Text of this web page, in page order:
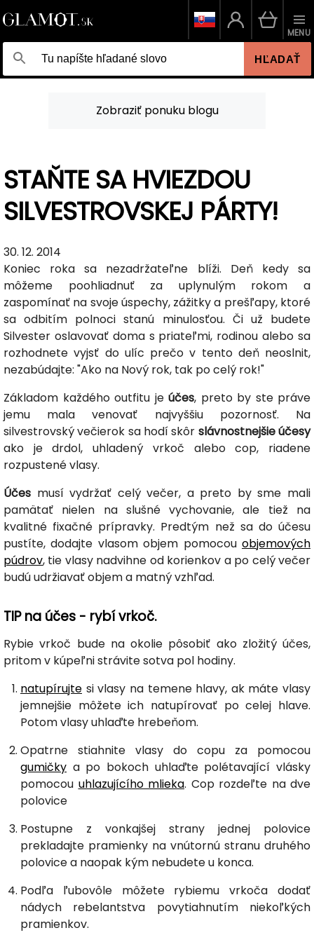
HĽADAŤ
MENU
Zobraziť ponuku blogu
STAŇTE SA HVIEZDOU
SILVESTROVSKEJ PÁRTY!
30. 12. 2014
Koniec roka sa nezadržateľne blíži. Deň kedy sa
môžeme poohliadnuť za uplynulým rokom a
zaspomínať na svoje úspechy, zážitky a prešľapy, ktoré
sa odbitím polnoci stanú minulosťou. Či už budete
Silvester oslavovať doma s priateľmi, rodinou alebo sa
rozhodnete vyjsť do ulíc prečo v tento deň neoslnit,
nezabúdajte: "Ako na Nový rok, tak po celý rok!"
Základom každého outfitu je účes, preto by ste práve
jemu mala venovať najvyššiu pozornosť. Na
silvestrovský večierok sa hodí skôr slávnostnejšieúčesy
ako je drdol, uhladený vrkoč alebo cop, riadene
rozpustené vlasy.
Účes musí vydržať celý večer, a preto by sme mali
pamätať nielen na slušné vychovanie, ale tiež na
kvalitné fixačné prípravky. Predtým než sa do účesu
pustíte, dodajte vlasom objem pomocou objemových
púdrov, tie vlasy nadvihne od korienkov a po celý večer
budú udržiavať objem a matný vzhľad.
TIP na účes - rybí vrkoč.
Rybie vrkoč bude na okolie pôsobiť ako zložitý účes,
pritom v kúpeľni strávite sotva pol hodiny.
natupírujte si vlasy na temene hlavy, ak máte vlasy
jemnejšie môžete ich natupírovať po celej hlave.
Potom vlasy uhlaďte hrebeňom.
Opatrne stiahnite vlasy do copu za pomocou
gumičky a po bokoch uhlaďte polétavající vlásky
pomocou uhlazujícího mlieka. Cop rozdeľte na dve
polovice
Postupne z vonkajšej strany jednej polovice
prekladajte pramienky na vnútornú stranu druhého
polovice a naopak kým nebudete u konca.
Podľa ľubovôle môžete rybiemu vrkoča dodať
nádych rebelantstva povytiahnutím niekoľkých
pramienkov.